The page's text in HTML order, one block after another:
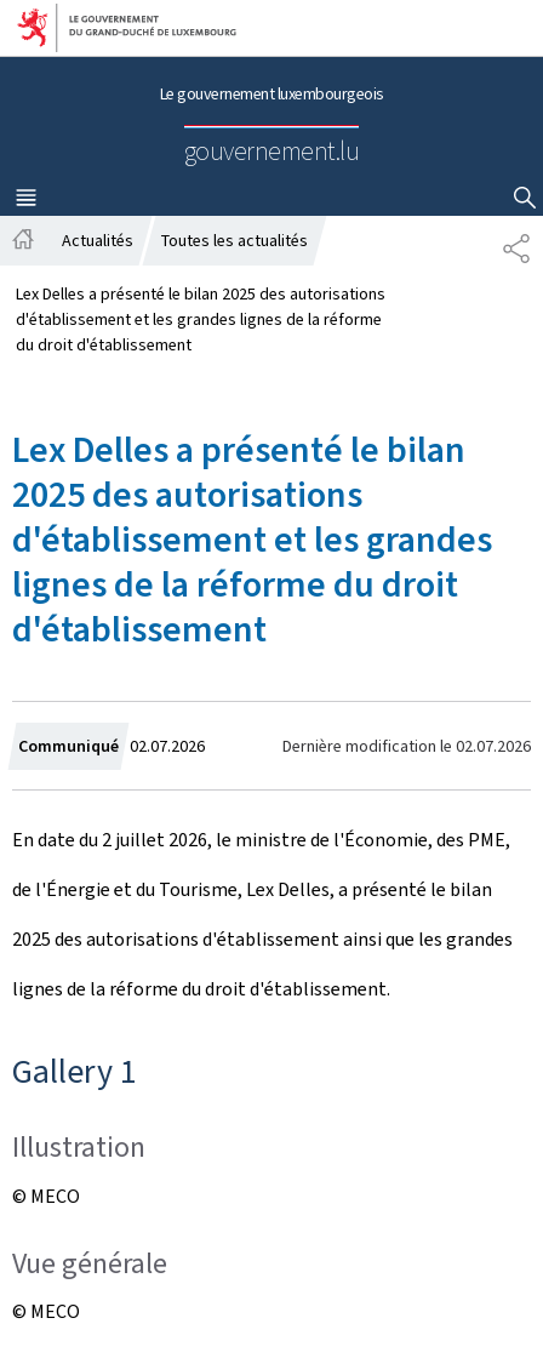
Aller au menu principal
Aller au contenu
Le gouvernement luxembourgeois
gouvernement.lu
MENU
PRINCIPAL
AFFICHER / MASQUER LA RECHERCHE
P
A
c
c
u
Actualités Toutes les actualités
Lex Delles a présenté le bilan 2025 des autorisations
d'établissement et les grandes lignes de la réforme
du droit d'établissement
Lex Delles a présenté le bilan
2025 des autorisations
d'établissement et les grandes
lignes de la réforme du droit
d'établissement
Communiqué C
r
é
e
l
e
02.07.2026 Dernière modification le 02.07.2026
En date du 2 juillet 2026, le ministre de l'Économie, des PME,
de l'Énergie et du Tourisme, Lex Delles, a présenté le bilan
2025 des autorisations d'établissement ainsi que les grandes
lignes de la réforme du droit d'établissement.
Gallery 1
Illustration
© MECO
Vue générale
© MECO